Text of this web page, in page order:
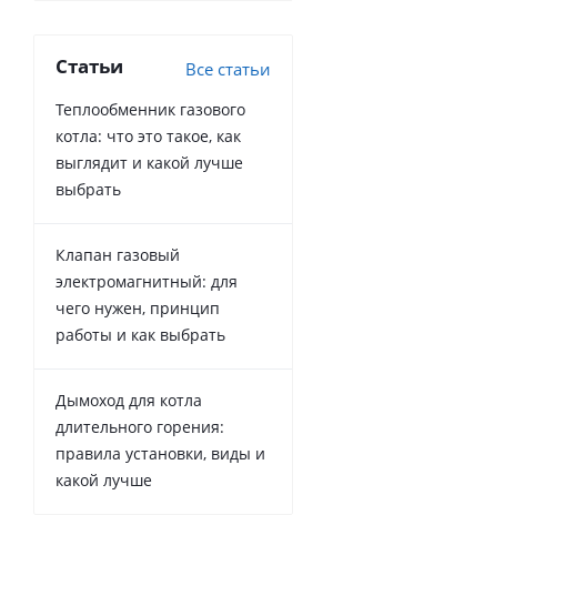
Hi-therm Optimus ( 1)
Immergas Maior (1)
Immergas Star (1)
Immergas Zeus ( 1)
Kentatsu Nobby Smart (
turbo Max plus (
turbo Max pro (1)
turbo TEC plus (2)
turbo TEC pro (2)
Viessmann Vitopend 100
WH1B (1)
Viessmann Vitopend 100
WH1D (1)
Viessmann Vitopend A1JB
12-24 кВт (
Статьи Все статьи
Теплообменник газового
котла: что это такое, как
выглядит и какой лучше
выбрать
Клапан газовый
электромагнитный: для
чего нужен, принцип
работы и как выбрать
Дымоход для котла
длительного горения:
правила установки, виды и
какой лучше